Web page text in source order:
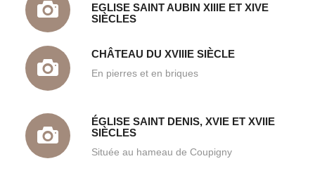
EGLISE SAINT AUBIN XIIIE ET XIVE
SIÈCLES
CHÂTEAU DU XVIIIE SIÈCLE
En pierres et en briques
ÉGLISE SAINT DENIS, XVIE ET XVIIE
SIÈCLES
Située au hameau de Coupigny